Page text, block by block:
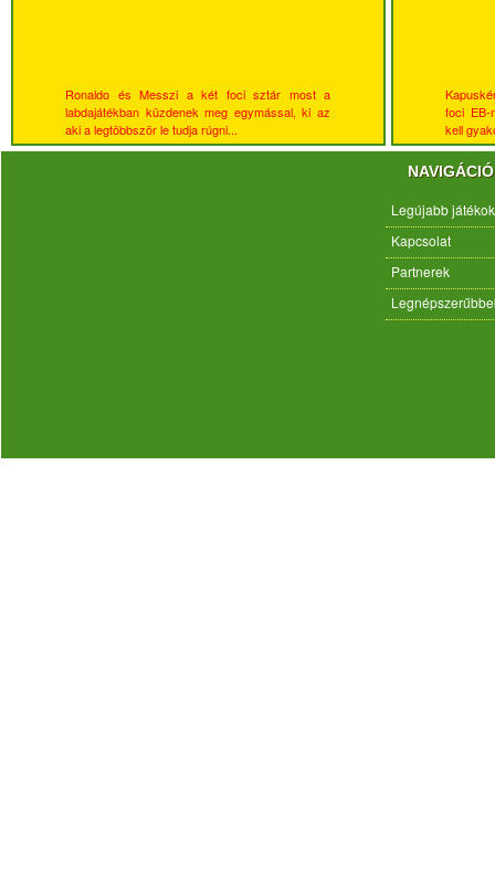
Ronaldo és Messzi a két foci sztár most a
labdajátékban küzdenek meg egymással, ki az
aki a legtöbbször le tudja rúgni...
foci EB-
kell
Legújabb játékok
Kapcsolat
Partnerek